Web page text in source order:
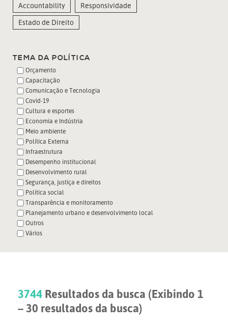
Accountability
Responsividade
Estado de Direito
TEMA DA POLÍTICA
Orçamento
Capacitação
Comunicação e Tecnologia
Covid-19
Cultura e esportes
Economia e Indústria
Meio ambiente
Política Externa
Infraestrutura
Desempenho institucional
Desenvolvimento rural
Segurança, justiça e direitos
Política social
Transparência e monitoramento
Planejamento urbano e desenvolvimento local
Outros
Vários
3744 Resultados da busca (Exibindo 1
– 30 resultados da busca)